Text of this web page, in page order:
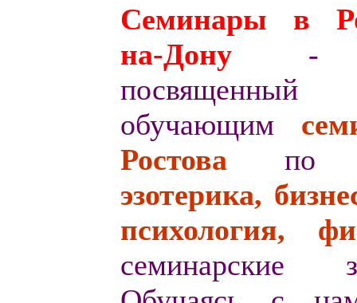
Семинары в
на-Дону
-
посвященный
обучающим с
Ростова по
эзотерика,
психология,
семинарские